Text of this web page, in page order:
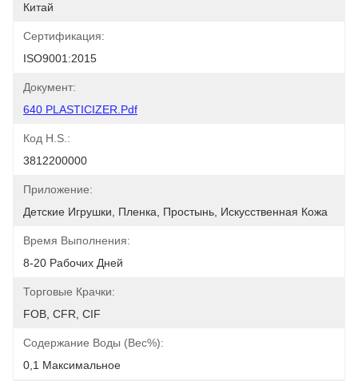
Китай
Сертификация:
ISO9001:2015
Документ:
640 PLASTICIZER.pdf
Код H.S.:
3812200000
Приложение:
Детские Игрушки, Пленка, Простынь, Искусственная Кожа
Время Выполнения:
8-20 Рабочих Дней
Торговые Крачки:
FOB, CFR, CIF
Содержание Воды (вес%):
0,1 Максимальное